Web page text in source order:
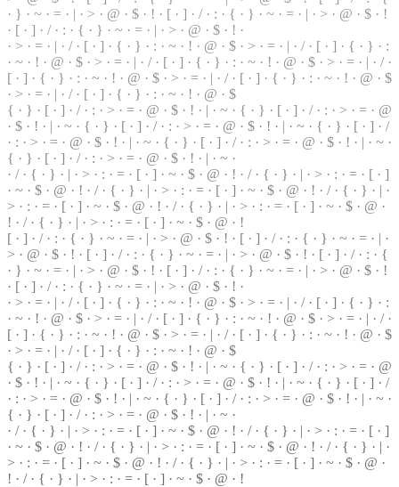
· } · ~ · = · | · > · @ · $ · ! · [ · ] · / · : · { · } · ~ · = · | · > · @ · $ · !
· [ · ] · / · : · { · } · ~ · = · | · > · @ · $ · ! ·
· > · = · | · /· [ · ] · { · } · : · ~ · ! · @ · $ · > · = · | · / · [ · ] · { · } · :
· ~ · ! · @ · $ · > · = · | · / · [ · ] · { · } · : · ~ · ! · @ · $ · > · = · | · / ·
[ · ] · { · } · : · ~ · ! · @ · $ · > · = · | · / · [ · ] · { · } · : · ~ · ! · @ · $
· > · = · | · / · [ · ] · { · } · : · ~ · ! · @ · $
{ · } · [ · ] · / · : · > · = · @ · $ · ! · | · ~ · { · } · [ · ] · / · : · > · = · @
· $ · ! · | · ~ · { · } · [ · ] · / · : · > · = · @ · $ · ! · | · ~ · { · } · [ · ] · /
· : · > · = · @ · $ · ! · | · ~ · { · } · [ · ] · / · : · > · = · @ · $ · ! · | · ~ ·
{ · } · [ · ] · / · : · > · = · @ · $ · ! · | · ~ ·
· / · { · } · | · > · : · = · [ · ] · ~ · $ · @ · ! · / · { · } · | · > · : · = · [ · ]
· ~ · $ · @ · ! · / · { · } · | · > · : · = · [ · ] · ~ · $ · @ · ! · / · { · } · | ·
> · : · = · [ · ] · ~ · $ · @ · ! · / · { · } · | · > · : · = · [ · ] · ~ · $ · @ ·
! · / · { · } · | · > · : · = · [ · ] · ~ · $ · @ · !
[ · ] · / · : · { · } · ~ · = · | · > · @ · $ · ! · [ · ] · / · : · { · } · ~ · = · | ·
> · @ · $ · ! · [ · ] · / · : · { · } · ~ · = · | · > · @ · $ · ! · [ · ] · / · : · {
· } · ~ · = · | · > · @ · $ · ! · [ · ] · / · : · { · } · ~ · = · | · > · @ · $ · !
· [ · ] · / · : · { · } · ~ · = · | · > · @ · $ · ! ·
· > · = · | · / · [ · ] · { · } · : · ~ · ! · @ · $ · > · = · | · / · [ · ] · { · } · :
· ~ · ! · @ · $ · > · = · | · / · [ · ] · { · } · : · ~ · ! · @ · $ · > · = · | · / ·
[ · ] · { · } · : · ~ · ! · @ · $ · > · = · | · / · [ · ] · { · } · : · ~ · ! · @ · $
· > · = · | · / · [ · ] · { · } · : · ~ · ! · @ · $
{ · } · [ · ] · / · : · > · = · @ · $ · ! · | · ~ · { · } · [ · ] · / · : · > · = · @
· $ · ! · | · ~ · { · } · [ · ] · / · : · > · = · @ · $ · ! · | · ~ · { · } · [ · ] · /
· : · > · = · @ · $ · ! · | · ~ · { · } · [ · ] · /· : · > · = · @ · $ · ! · | · ~ ·
{ · } · [ · ] · / · : · > · = · @ · $ · ! · | · ~ ·
· / · { · } · | · > · : · = · [ · ] · ~ · $ · @ · ! · / · { · } · | · > · : · = · [ · ]
· ~ · $ · @ · ! · / · { · } · | · > · : · = · [ · ] · ~ · $ · @ · ! · /· { · } · | ·
> · : · = · [ · ] · ~ · $ · @ · ! · / · { · } · | · > · : · = · [ · ] · ~ · $ · @ ·
! · / · { · } · | · > · : · = · [ · ] · ~ · $ · @ · !